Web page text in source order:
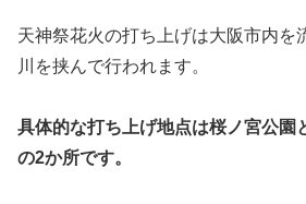
天神祭花火の打ち上げは大阪市内を
川を挟んで行われます。
具体的な打ち上げ地点は桜ノ宮公園
の2か所です。